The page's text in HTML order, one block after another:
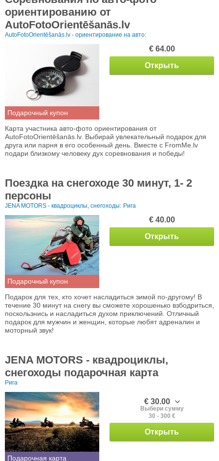
ориентированию от
AutoFotoOrientēšanās.lv
AutoFotoOrientēšanās.lv - ориентирование на авто:
Подарочный купон
€ 64.00
Открыть
Карта участника авто-фото ориентирования от
AutoFotoOrientēšanās.lv. Выбирай увлекательный подарок для
друга или парня в его особенный день. Вместе с FromMe.lv
подари близкому человеку дух соревнования и победы!
Поездка на снегоходе 30 минут, 1- 2
персоны
JENA MOTORS - квадроциклы, снегоходы: Рига
Подарочный купон
€ 40.00
Открыть
Подарок для тех, кто хочет насладиться зимой по-другому! В
течение 30 минут на снегу вы сможете хорошенько взбодриться,
поскользнись и насладиться духом приключений. Отличный
подарок для мужчин и женщин, которые любят адреналин и
моторный звук!
JENA MOTORS - квадроциклы,
снегоходы подарочная карта
Рига
Подарочная карта
€ 30.00
Выбери сумму
30 - 300 €
Открыть